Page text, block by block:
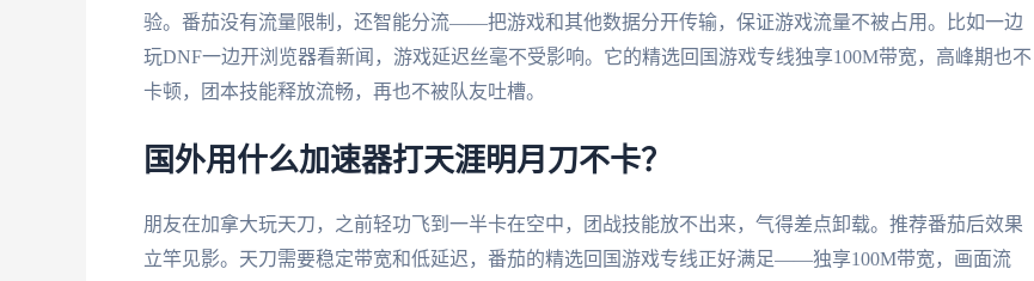
验。番茄没有流量限制，还智能分流——把游戏和其他数据分开传输，保证游戏流量不被占用。比如一边
玩DNF一边开浏览器看新闻，游戏延迟丝毫不受影响。它的精选回国游戏专线独享100M带宽，高峰期也不
卡顿，团本技能释放流畅，再也不被队友吐槽。
国外用什么加速器打天涯明月刀不卡？
朋友在加拿大玩天刀，之前轻功飞到一半卡在空中，团战技能放不出来，气得差点卸载。推荐番茄后效果
立竿见影。天刀需要稳定带宽和低延迟，番茄的精选回国游戏专线正好满足——独享100M带宽，画面流